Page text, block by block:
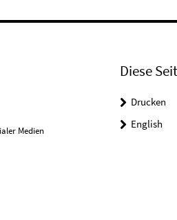
Medien
Diese
Drucken
English